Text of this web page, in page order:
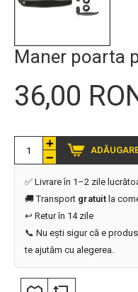
Maner poarta
36,00
✅ Livrare în 1–2 zile
🚚 Transport gratuit la
↩️ Retur în 14 zile
📞 Nu ești sigur că e
te ajutăm cu alegerea.